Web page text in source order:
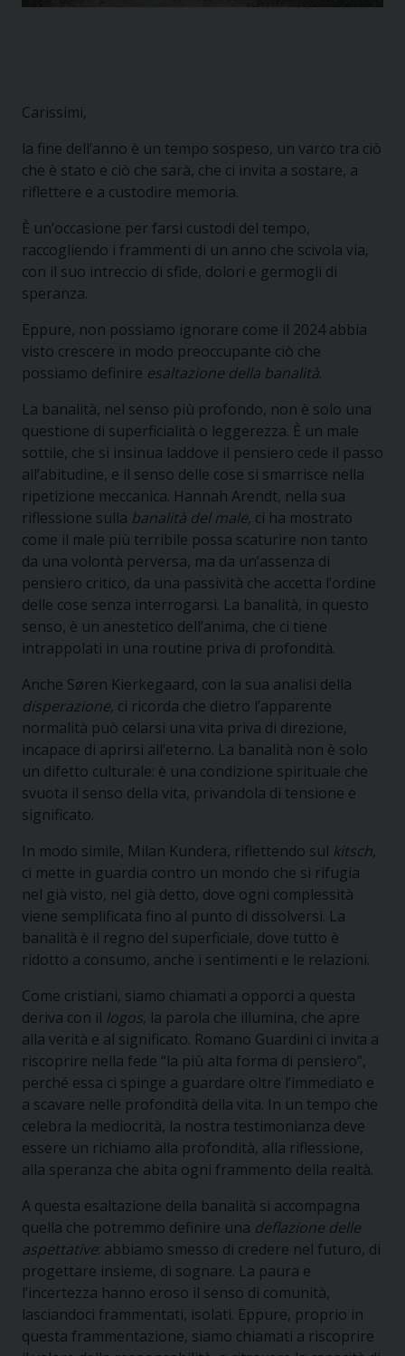
Carissimi,
la fine dell’anno è un tempo sospeso, un varco tra ciò
che è stato e ciò che sarà, che ci invita a sostare, a
riflettere e a custodire memoria.
È un’occasione per farsi custodi del tempo,
raccogliendo i frammenti di un anno che scivola via,
con il suo intreccio di sfide, dolori e germogli di
speranza.
Eppure, non possiamo ignorare come il 2024 abbia
visto crescere in modo preoccupante ciò che
possiamo definire esaltazione della banalità.
La banalità, nel senso più profondo, non è solo una
questione di superficialità o leggerezza. È un male
sottile, che si insinua laddove il pensiero cede il passo
all’abitudine, e il senso delle cose si smarrisce nella
ripetizione meccanica. Hannah Arendt, nella sua
riflessione sulla banalità del male, ci ha mostrato
come il male più terribile possa scaturire non tanto
da una volontà perversa, ma da un’assenza di
pensiero critico, da una passività che accetta l’ordine
delle cose senza interrogarsi. La banalità, in questo
senso, è un anestetico dell’anima, che ci tiene
intrappolati in una routine priva di profondità.
Anche Søren Kierkegaard, con la sua analisi della
disperazione, ci ricorda che dietro l’apparente
normalità può celarsi una vita priva di direzione,
incapace di aprirsi all’eterno. La banalità non è solo
un difetto culturale: è una condizione spirituale che
svuota il senso della vita, privandola di tensione e
significato.
In modo simile, Milan Kundera, riflettendo sul kitsch,
ci mette in guardia contro un mondo che si rifugia
nel già visto, nel già detto, dove ogni complessità
viene semplificata fino al punto di dissolversi. La
banalità è il regno del superficiale, dove tutto è
ridotto a consumo, anche i sentimenti e le relazioni.
Come cristiani, siamo chiamati a opporci a questa
deriva con il logos, la parola che illumina, che apre
alla verità e al significato. Romano Guardini ci invita a
riscoprire nella fede “la più alta forma di pensiero”,
perché essa ci spinge a guardare oltre l’immediato e
a scavare nelle profondità della vita. In un tempo che
celebra la mediocrità, la nostra testimonianza deve
essere un richiamo alla profondità, alla riflessione,
alla speranza che abita ogni frammento della realtà.
A questa esaltazione della banalità si accompagna
quella che potremmo definire una deflazione delle
aspettative: abbiamo smesso di credere nel futuro, di
progettare insieme, di sognare. La paura e
l’incertezza hanno eroso il senso di comunità,
lasciandoci frammentati, isolati. Eppure, proprio in
questa frammentazione, siamo chiamati a riscoprire